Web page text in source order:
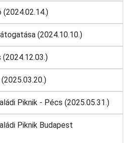
(2024.02.14.)
(2024.10.10.)
(2024.12.03.)
Piknik - Pécs (2025.05.31.)
Piknik Budapest